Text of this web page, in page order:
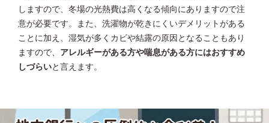
しますので、冬場の光熱費は高くなる傾向にありますので注
意が必要です。また、洗濯物が乾きにくいデメリットがある
ことに加え、湿気が多くカビや結露の原因となることもあり
ますので、 アレルギーがある方や喘息がある方にはおすすめ
しづらいと言えます。